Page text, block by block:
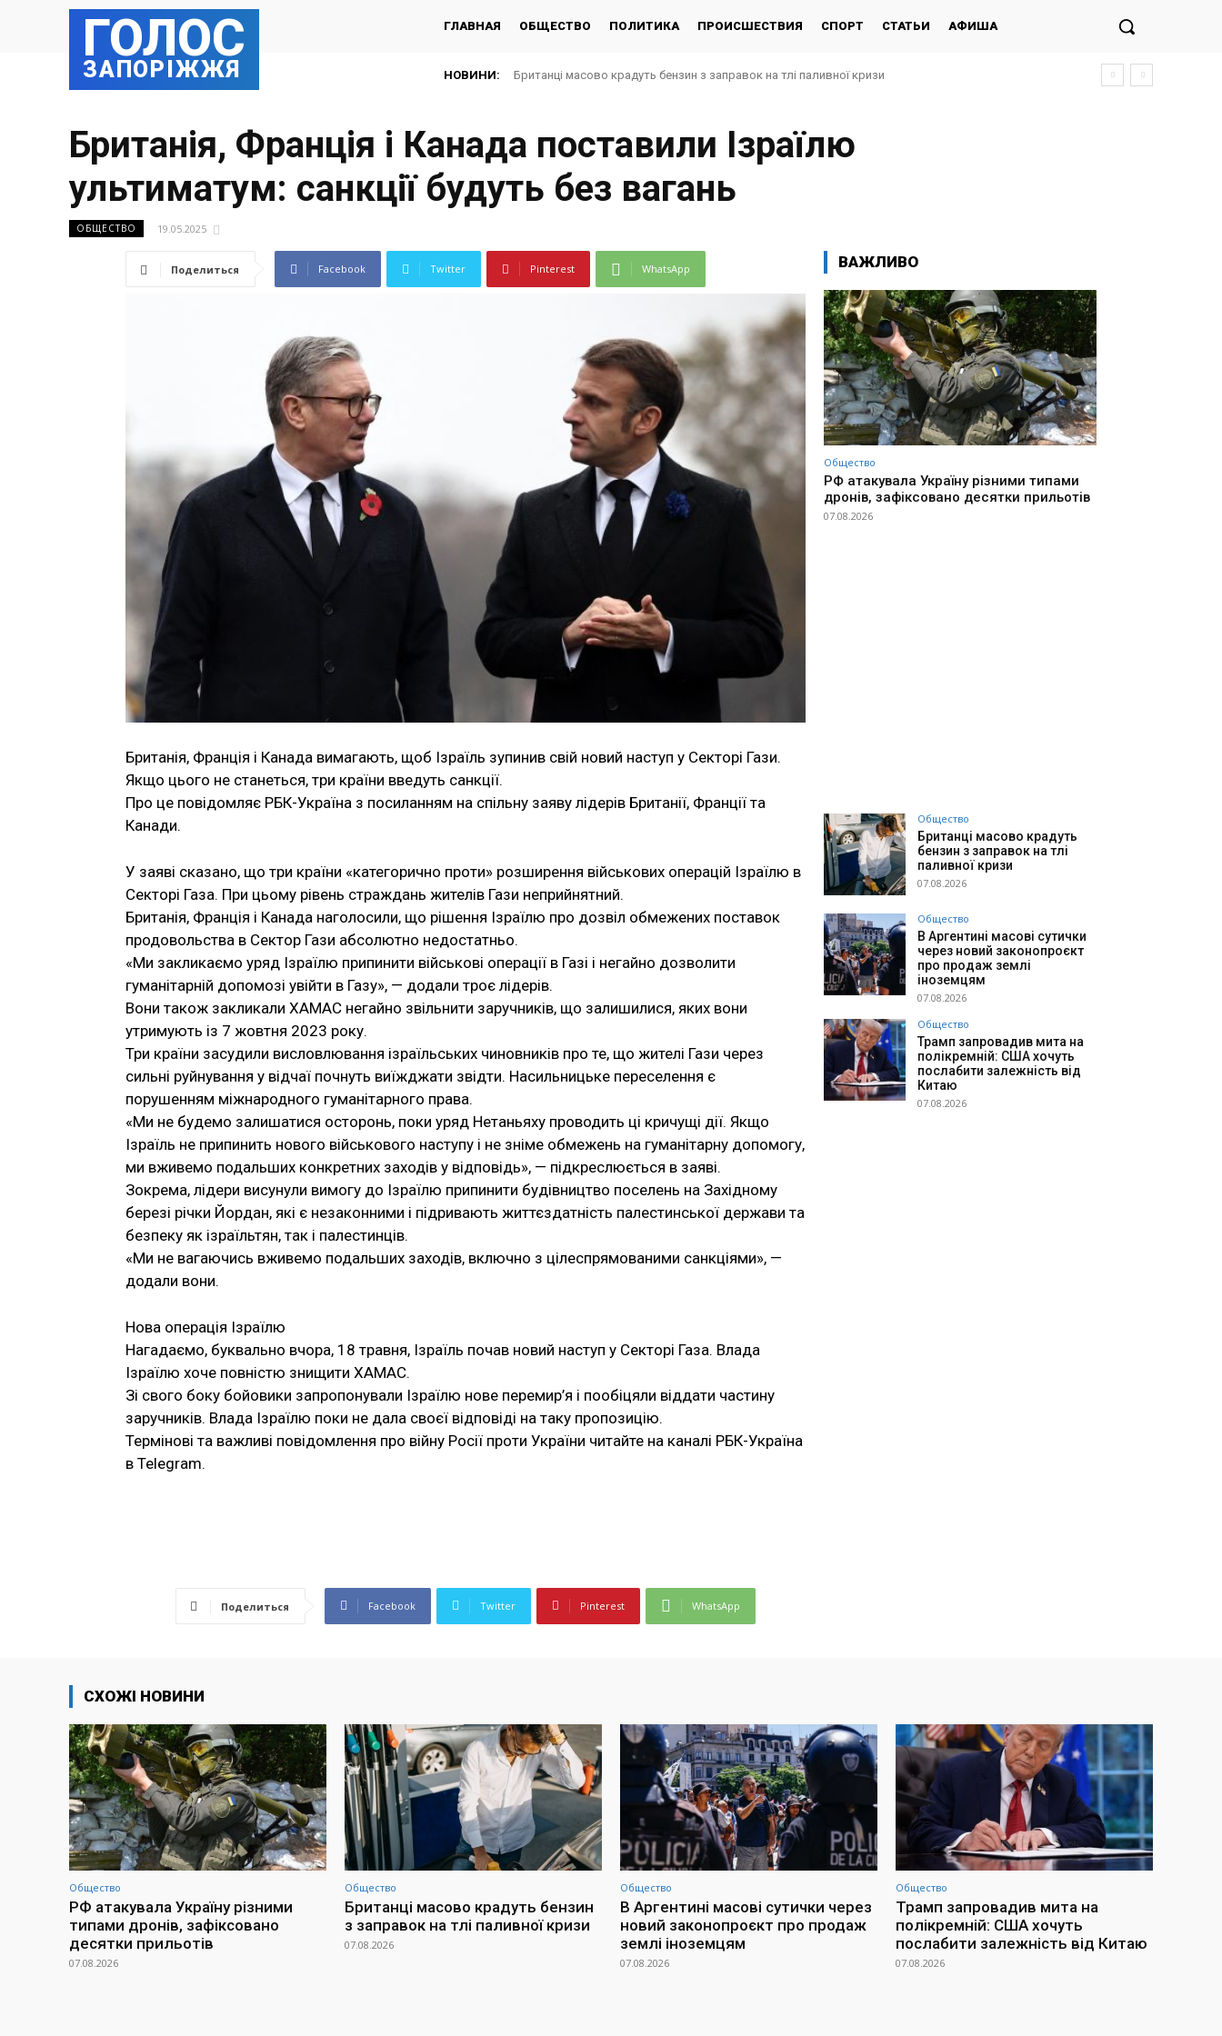
ГОЛОС
ЗАПОРІЖЖЯ
ГЛАВНАЯ ОБЩЕСТВО ПОЛИТИКА ПРОИСШЕСТВИЯ СПОРТ СТАТЬИ АФИША
НОВИНИ: Британці масово крадуть бензин з заправок на тлі паливної кризи
Британія, Франція і Канада поставили Ізраїлю
ультиматум: санкції будуть без вагань
ОБЩЕСТВО 19.05.2025
Поделиться Facebook Twitter Pinterest WhatsApp
Британія, Франція і Канада вимагають, щоб Ізраїль зупинив свій новий наступ у Секторі Гази.
Якщо цього не станеться, три країни введуть санкції.
Про це повідомляє РБК-Україна з посиланням на спільну заяву лідерів Британії, Франції та
Канади.
У заяві сказано, що три країни «категорично проти» розширення військових операцій Ізраїлю в
Секторі Газа. При цьому рівень страждань жителів Гази неприйнятний.
Британія, Франція і Канада наголосили, що рішення Ізраїлю про дозвіл обмежених поставок
продовольства в Сектор Гази абсолютно недостатньо.
«Ми закликаємо уряд Ізраїлю припинити військові операції в Газі і негайно дозволити
гуманітарній допомозі увійти в Газу», — додали троє лідерів.
Вони також закликали ХАМАС негайно звільнити заручників, що залишилися, яких вони
утримують із 7 жовтня 2023 року.
Три країни засудили висловлювання ізраїльських чиновників про те, що жителі Гази через
сильні руйнування у відчаї почнуть виїжджати звідти. Насильницьке переселення є
порушенням міжнародного гуманітарного права.
«Ми не будемо залишатися осторонь, поки уряд Нетаньяху проводить ці кричущі дії. Якщо
Ізраїль не припинить нового військового наступу і не зніме обмежень на гуманітарну допомогу,
ми вживемо подальших конкретних заходів у відповідь», — підкреслюється в заяві.
Зокрема, лідери висунули вимогу до Ізраїлю припинити будівництво поселень на Західному
березі річки Йордан, які є незаконними і підривають життєздатність палестинської держави та
безпеку як ізраїльтян, так і палестинців.
«Ми не вагаючись вживемо подальших заходів, включно з цілеспрямованими санкціями», —
додали вони.
Нова операція Ізраїлю
Нагадаємо, буквально вчора, 18 травня, Ізраїль почав новий наступ у Секторі Газа. Влада
Ізраїлю хоче повністю знищити ХАМАС.
Зі свого боку бойовики запропонували Ізраїлю нове перемир’я і пообіцяли віддати частину
заручників. Влада Ізраїлю поки не дала своєї відповіді на таку пропозицію.
Термінові та важливі повідомлення про війну Росії проти України читайте на каналі РБК-Україна
в Telegram.
Поделиться Facebook Twitter Pinterest WhatsApp
ВАЖЛИВО
Общество
РФ атакувала Україну різними типами
дронів, зафіксовано десятки прильотів
07.08.2026
Общество
Британці масово крадуть
бензин з заправок на тлі
паливної кризи
07.08.2026
Общество
В Аргентині масові сутички
через новий законопроєкт
про продаж землі
іноземцям
07.08.2026
Общество
Трамп запровадив мита на
полікремній: США хочуть
послабити залежність від
Китаю
07.08.2026
СХОЖІ НОВИНИ
Общество
РФ атакувала Україну різними
типами дронів, зафіксовано
десятки прильотів
07.08.2026
Общество
Британці масово крадуть бензин
з заправок на тлі паливної кризи
07.08.2026
Общество
В Аргентині масові сутички через
новий законопроєкт про продаж
землі іноземцям
07.08.2026
Общество
Трамп запровадив мита на
полікремній: США хочуть
послабити залежність від Китаю
07.08.2026